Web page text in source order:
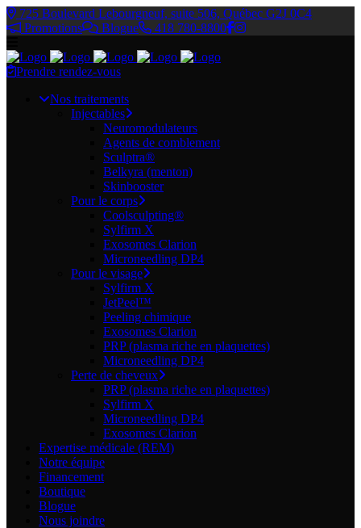
725 Boulevard Lebourgneuf, suite 506, Québec G2J 0C4
Promotions
Blogue 418 780-8800
Prendre rendez-vous
Nos traitements
Injectables
Neuromodulateurs
Agents de comblement
Sculptra®
Belkyra (menton)
Skinbooster
Pour le corps
Coolsculpting®
Sylfirm X
Exosomes Clarion
Microneedling DP4
Pour le visage
Sylfirm X
JetPeel™
Peeling chimique
Exosomes Clarion
PRP (plasma riche en plaquettes)
Microneedling DP4
Perte de cheveux
PRP (plasma riche en plaquettes)
Sylfirm X
Microneedling DP4
Exosomes Clarion
Expertise médicale (REM)
Notre équipe
Financement
Boutique
Blogue
Nous joindre